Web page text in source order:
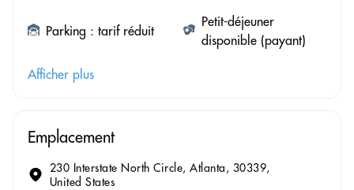
Parking : tarif réduit
Petit-déjeuner
disponible (payant)
Afficher plus
Emplacement
230 Interstate North Circle, Atlanta, 30339,
United States